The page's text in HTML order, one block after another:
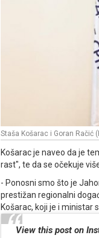
Staša Košarac i Goran
Košarac je naveo da je
rast", te da se očekuje
- Ponosni smo što je
prestižan regionalni
Košarac, koji je i ministar
View this post on